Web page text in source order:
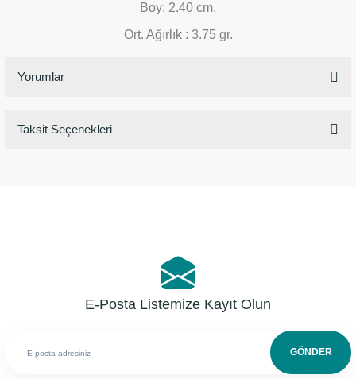
Boy: 2.40 cm.
Ort. Ağırlık : 3.75 gr.
Yorumlar
Taksit Seçenekleri
E-Posta Listemize Kayıt Olun
GÖNDER